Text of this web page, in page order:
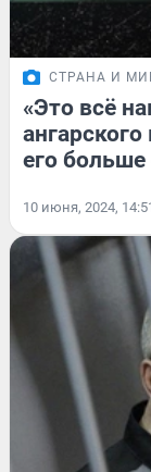
СТРАНА И
«Это всё
его
10 июня, 2024,